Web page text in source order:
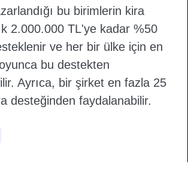
bu birimlerin kira
2.000.000 TL'ye kadar %50
ve her bir ülke için en
bu destekten
Ayrıca, bir şirket en fazla 25
desteğinden faydalanabilir.